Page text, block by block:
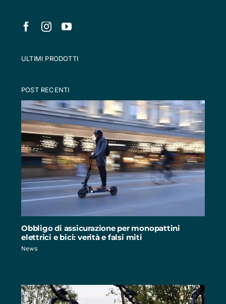
ULTIMI PRODOTTI
POST RECENTI
Obbligo di assicurazione per monopattini
elettrici e bici: verità e falsi miti
News